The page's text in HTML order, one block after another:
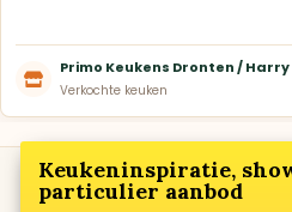
Primo Keukens Dronten / Harry
Verkochte keuken
Keukeninspiratie,
particulier aanbod